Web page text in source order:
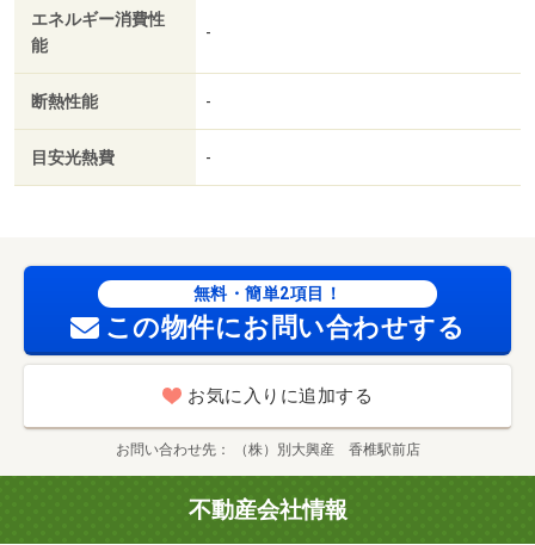
エネルギー消費性
能
-
断熱性能 -
目安光熱費 -
無料・簡単2項目！
この物件にお問い合わせする
お気に入りに追加する
お問い合わせ先 （株）別大興産 香椎駅前店
不動産会社情報